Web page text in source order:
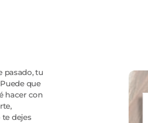
pasado, tu
que
hacer con
dejes